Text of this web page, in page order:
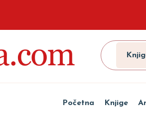
Početna Knjige